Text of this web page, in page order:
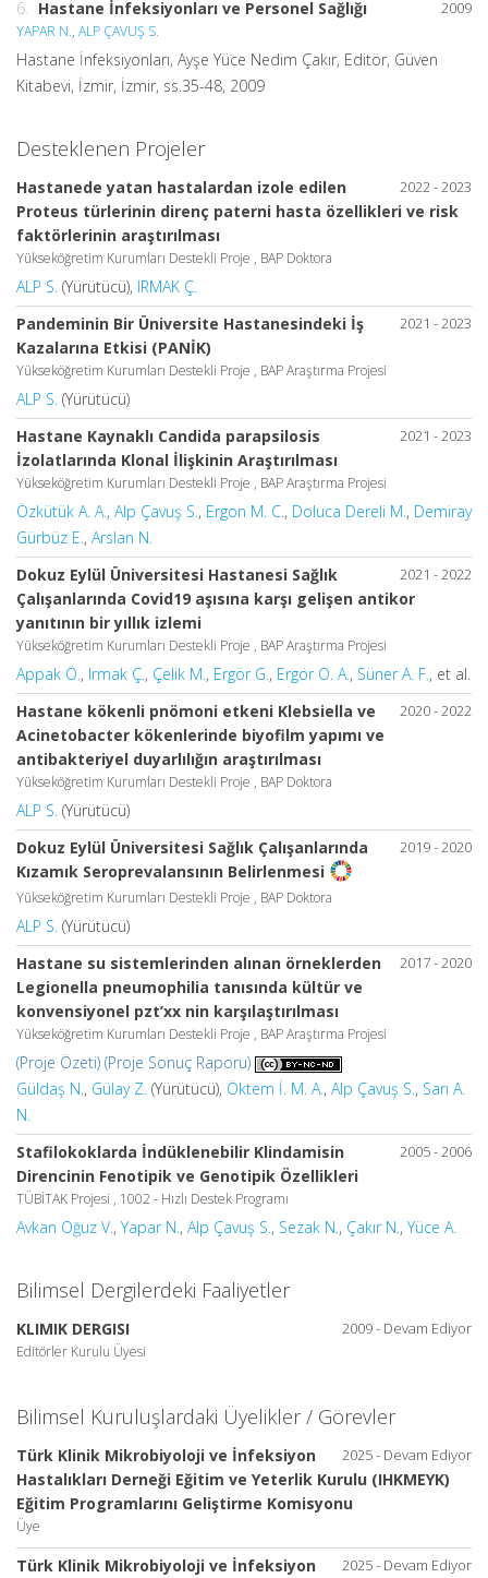
2009
6. Hastane İnfeksiyonları ve Personel Sağlığı
YAPAR N., ALP ÇAVUŞ S.
Hastane İnfeksiyonları, Ayşe Yüce Nedim Çakır, Editör, Güven
Kitabevi, İzmir, İzmir, ss.35-48, 2009
Desteklenen Projeler
2022 - 2023
Hastanede yatan hastalardan izole edilen
Proteus türlerinin direnç paterni hasta özellikleri ve risk
faktörlerinin araştırılması
Yükseköğretim Kurumları Destekli Proje , BAP Doktora
ALP S. (Yürütücü), IRMAK Ç.
2021 - 2023
Pandeminin Bir Üniversite Hastanesindeki İş
Kazalarına Etkisi (PANİK)
Yükseköğretim Kurumları Destekli Proje , BAP Araştırma Projesi
ALP S. (Yürütücü)
2021 - 2023
Hastane Kaynaklı Candida parapsilosis
İzolatlarında Klonal İlişkinin Araştırılması
Yükseköğretim Kurumları Destekli Proje , BAP Araştırma Projesi
Özkütük A. A., Alp Çavuş S., Ergon M. C., Doluca Dereli M., Demiray
Gürbüz E., Arslan N.
2021 - 2022
Dokuz Eylül Üniversitesi Hastanesi Sağlık
Çalışanlarında Covid19 aşısına karşı gelişen antikor
yanıtının bir yıllık izlemi
Yükseköğretim Kurumları Destekli Proje , BAP Araştırma Projesi
Appak Ö., Irmak Ç., Çelik M., Ergör G., Ergör O. A., Süner A. F., et al.
2020 - 2022
Hastane kökenli pnömoni etkeni Klebsiella ve
Acinetobacter kökenlerinde biyofilm yapımı ve
antibakteriyel duyarlılığın araştırılması
Yükseköğretim Kurumları Destekli Proje , BAP Doktora
ALP S. (Yürütücü)
2019 - 2020
Dokuz Eylül Üniversitesi Sağlık Çalışanlarında
Kızamık Seroprevalansının Belirlenmesi
Yükseköğretim Kurumları Destekli Proje , BAP Doktora
ALP S. (Yürütücü)
2017 - 2020
Hastane su sistemlerinden alınan örneklerden
Legionella pneumophilia tanısında kültür ve
konvensiyonel pzt’xx nin karşılaştırılması
Yükseköğretim Kurumları Destekli Proje , BAP Araştırma Projesi
(Proje Özeti) (Proje Sonuç Raporu)
Güldaş N., Gülay Z. (Yürütücü), Öktem İ. M. A., Alp Çavuş S., Sarı A.
N.
2005 - 2006
Stafilokoklarda İndüklenebilir Klindamisin
Direncinin Fenotipik ve Genotipik Özellikleri
TÜBİTAK Projesi , 1002 - Hızlı Destek Programı
Avkan Oğuz V., Yapar N., Alp Çavuş S., Sezak N., Çakır N., Yüce A.
Bilimsel Dergilerdeki Faaliyetler
2009 - Devam Ediyor
KLIMIK DERGISI
Editörler Kurulu Üyesi
Bilimsel Kuruluşlardaki Üyelikler / Görevler
2025 - Devam Ediyor
Türk Klinik Mikrobiyoloji ve İnfeksiyon
Hastalıkları Derneği Eğitim ve Yeterlik Kurulu (IHKMEYK)
Eğitim Programlarını Geliştirme Komisyonu
Üye
2025 - Devam Ediyor
Türk Klinik Mikrobiyoloji ve İnfeksiyon